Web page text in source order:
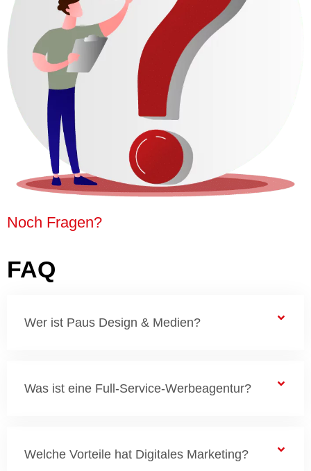
Noch Fragen?
FAQ
Wer ist Paus Design & Medien?
Was ist eine Full-Service-Werbeagentur?
Welche Vorteile hat Digitales Marketing?